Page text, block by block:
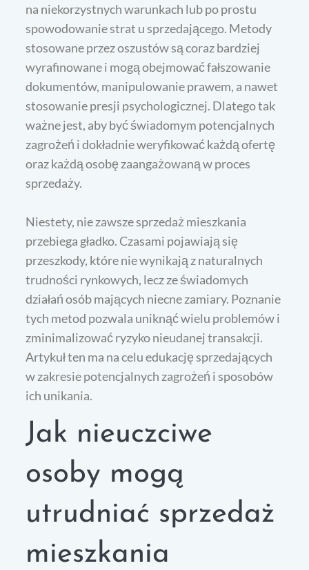
na niekorzystnych warunkach lub po prostu
spowodowanie strat u sprzedającego. Metody
stosowane przez oszustów są coraz bardziej
wyrafinowane i mogą obejmować fałszowanie
dokumentów, manipulowanie prawem, a nawet
stosowanie presji psychologicznej. Dlatego tak
ważne jest, aby być świadomym potencjalnych
zagrożeń i dokładnie weryfikować każdą ofertę
oraz każdą osobę zaangażowaną w proces
sprzedaży.
Niestety, nie zawsze sprzedaż mieszkania
przebiega gładko. Czasami pojawiają się
przeszkody, które nie wynikają z naturalnych
trudności rynkowych, lecz ze świadomych
działań osób mających niecne zamiary. Poznanie
tych metod pozwala uniknąć wielu problemów i
zminimalizować ryzyko nieudanej transakcji.
Artykuł ten ma na celu edukację sprzedających
w zakresie potencjalnych zagrożeń i sposobów
ich unikania.
Jak nieuczciwe
osoby mogą
utrudniać sprzedaż
mieszkania